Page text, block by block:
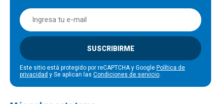
SUSCRIBIRME
Este sitio está protegido por reCAPTCHA y Google Política de
privacidad y Se aplican las Condiciones de servicio.